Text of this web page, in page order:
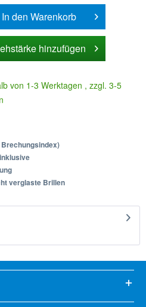
In den Warenkorb
hinzufügen
von 1-3 Werktagen , zzgl. 3-5
verglaste Brillen